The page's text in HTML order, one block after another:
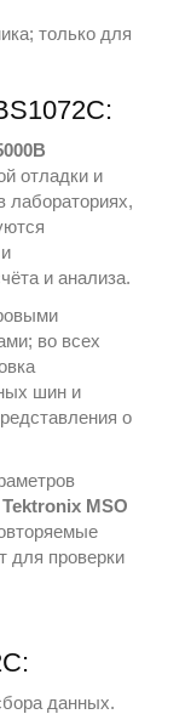
только для
отладки и
лабораториях,
и анализа.
во всех
шин и
о
Tektronix MSO
для проверки
данныx.